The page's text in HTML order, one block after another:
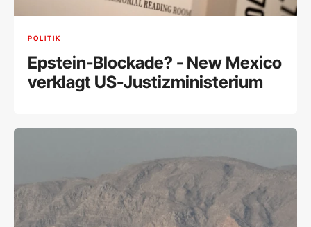
POLITIK
Epstein-Blockade? - New Mexico
verklagt US-Justizministerium